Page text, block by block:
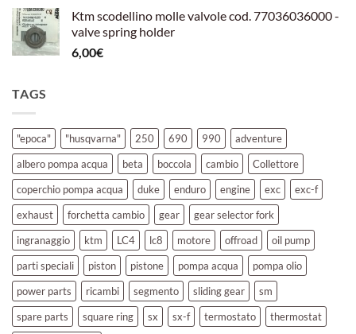
Ktm scodellino molle valvole cod. 77036036000 -
valve spring holder
6,00€
TAGS
"epoca" "husqvarna" 250 690 990
adventure
albero pompa acqua
beta boccola cambio
Collettore
coperchio pompa acqua
duke enduro engine exc
exc-f
exhaust
forchetta cambio gear
gear selector fork
ingranaggio
ktm LC4 lc8 motore offroad
oil pump
parti speciali
piston pistone pompa acqua
pompa olio
power parts
ricambi segmento sliding gear
sm
spare parts
square ring sx sx-f termostato
thermostat